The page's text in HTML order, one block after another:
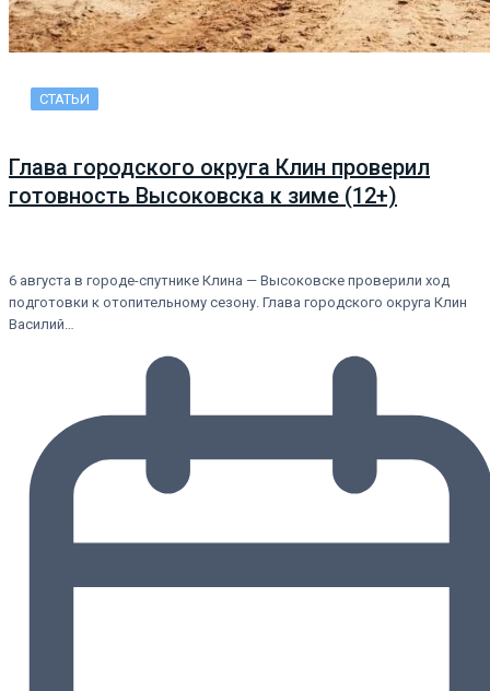
СТАТЬИ
Глава городского округа Клин проверил
готовность Высоковска к зиме (12+)
6 августа в городе-спутнике Клина — Высоковске проверили ход
подготовки к отопительному сезону. Глава городского округа Клин
Василий…